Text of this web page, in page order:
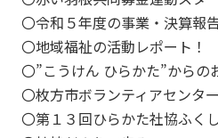
〇令和５年度の事業・決算報
〇地域福祉の活動レポート！
〇”こうけん ひらかた”からの
〇枚方市ボランティアセンタ
〇第１３回ひらかた社協ふく